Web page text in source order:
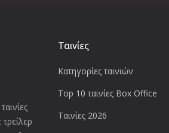
Ταινίες
Κατηγορίες ταινιών
Top 10 ταινίες Box Office
Ταινίες 2026